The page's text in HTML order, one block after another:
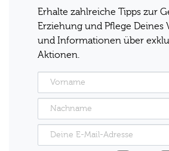
Erhalte zahlreiche Tipps zur
Erziehung und Pflege Deines
und Informationen über
Aktionen.